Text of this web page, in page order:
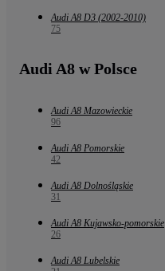
Audi A8 D3 (2002-2010)
75
Audi A8 w Polsce
Audi A8 Mazowieckie
96
Audi A8 Pomorskie
42
Audi A8 Dolnośląskie
31
Audi A8 Kujawsko-pomorskie
26
Audi A8 Lubelskie